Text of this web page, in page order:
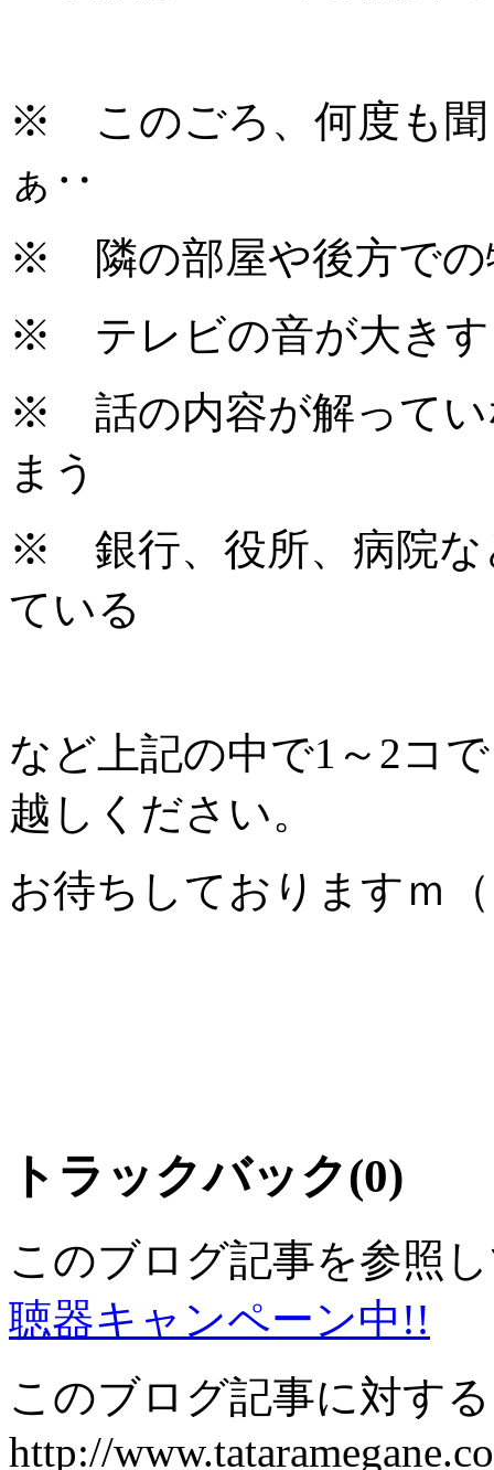
※ このごろ、何度も聞
ぁ‥
※ 隣の部屋や後方での
※ テレビの音が大きす
※ 話の内容が解ってい
まう
※ 銀行、役所、病院な
ている
など上記の中で1～2コ
越しください。
お待ちしております
トラックバック(0)
このブログ記事を参照
聴器キャンペーン中!!
このブログ記事に対す
http://